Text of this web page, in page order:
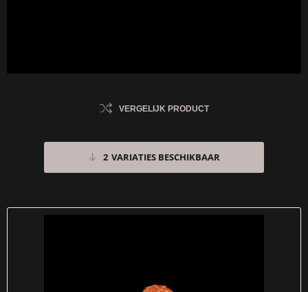
VERGELIJK PRODUCT
2 VARIATIES BESCHIKBAAR